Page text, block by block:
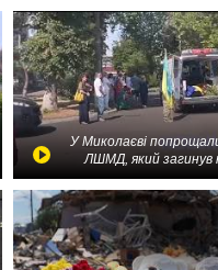
У Миколаєві
ЛШМД, який загинув